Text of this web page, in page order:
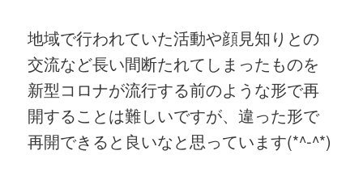
地域で行われていた活動や顔見知りとの
交流など長い間断たれてしまったものを
新型コロナが流行する前のような形で再
開することは難しいですが、違った形で
再開できると良いなと思っています(*^-^*)